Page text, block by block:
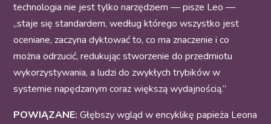
technologia nie jest tylko narzędziem — pisze Leo —
„staje się standardem, według którego wszystko jest
oceniane, zaczyna dyktować to, co ma znaczenie i co
można odrzucić, redukując stworzenie do przedmiotu
wykorzystywania, a ludzi do zwykłych trybików w
systemie napędzanym coraz większą wydajnością.”
POWIĄZANE: Głębszy wgląd w encyklikę papieża Leona